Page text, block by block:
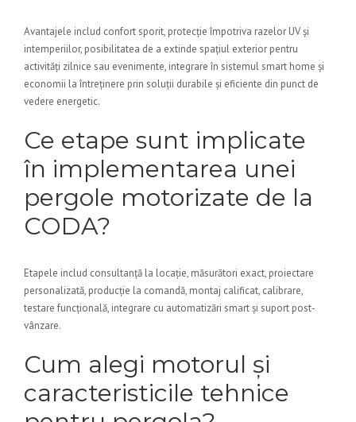
Avantajele includ confort sporit, protecție împotriva razelor UV și
intemperiilor, posibilitatea de a extinde spațiul exterior pentru
activități zilnice sau evenimente, integrare în sistemul smart home și
economii la întreținere prin soluții durabile și eficiente din punct de
vedere energetic.
Ce etape sunt implicate
în implementarea unei
pergole motorizate de la
CODA?
Etapele includ consultanță la locație, măsurători exact, proiectare
personalizată, producție la comandă, montaj calificat, calibrare,
testare funcțională, integrare cu automatizări smart și suport post-
vânzare.
Cum alegi motorul și
caracteristicile tehnice